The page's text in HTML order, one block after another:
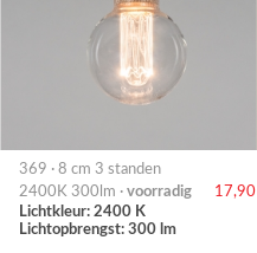
369 · 8 cm 3 standen
2400K 300lm · voorradig
17,90
Lichtkleur: 2400 K
Lichtopbrengst: 300 lm